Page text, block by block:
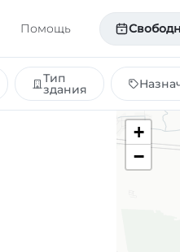
Помощь
Тип
здания
+
−